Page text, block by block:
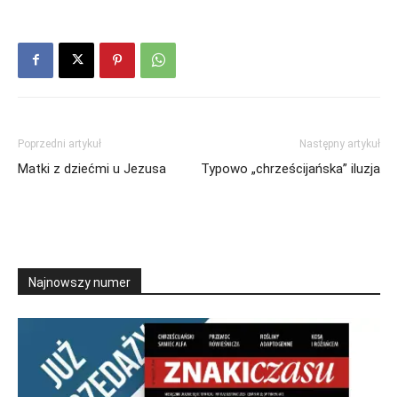
Poprzedni artykuł
Matki z dziećmi u Jezusa
Następny artykuł
Typowo „chrześcijańska” iluzja
Najnowszy numer